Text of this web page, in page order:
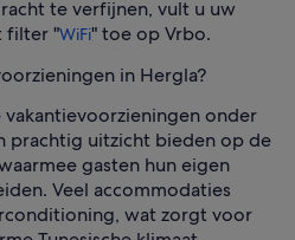
te verfijnen, vult u uw
filter "WiFi" toe op Vrbo.
in Hergla?
onder
prachtig uitzicht bieden op de
gasten hun eigen
Veel accommodaties
wat zorgt voor